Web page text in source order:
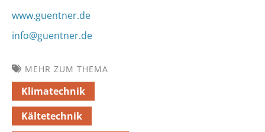
www.guentner.de
info@guentner.de
MEHR ZUM THEMA
Klimatechnik
Kältetechnik